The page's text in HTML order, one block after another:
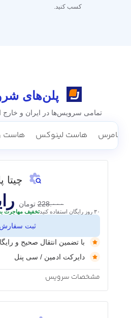
کسب کنید.
پلن‌های
تمامی سرویس‌ها در ایران و خارج
هاست لینوکس هاست
چیتا
228.۰۰۰تومان
۳۰ روز رایگان استفاده کنید تخفیف مهاجرت
ثبت سفارش
با تضمین انتقال صحیح و
دایرکت ادمین / سی‌ پنل
مشخصات سرویس